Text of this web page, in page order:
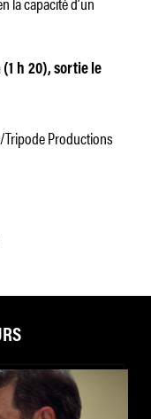
h 20), sortie le
Productions